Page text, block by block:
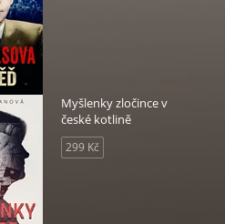
Myšlenky zločince v
české kotlině
299 Kč